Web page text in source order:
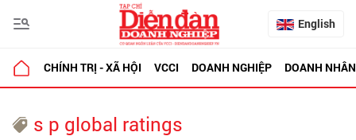
English
CHÍNH TRỊ - XÃ HỘI VCCI DOANH NGHIỆP DOANH NHÂN
s p global ratings